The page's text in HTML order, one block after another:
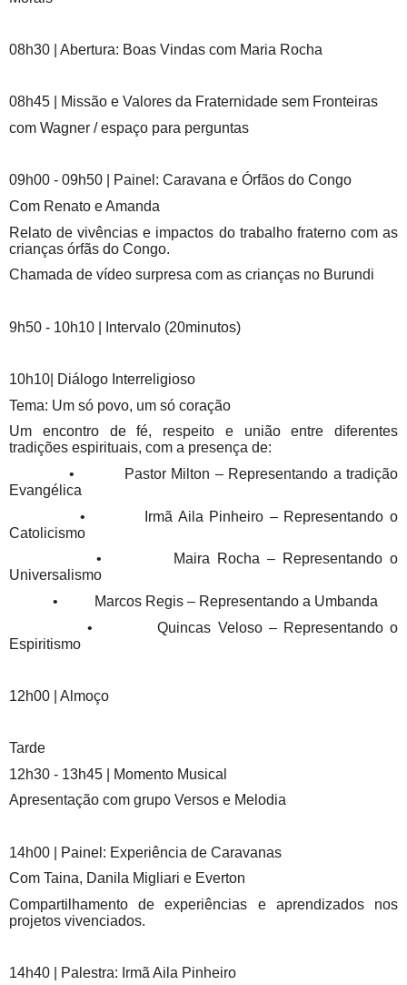
08h30 | Abertura: Boas Vindas com Maria Rocha
08h45 | Missão e Valores da Fraternidade sem Fronteiras
com Wagner / espaço para perguntas
09h00 - 09h50 | Painel: Caravana e Órfãos do Congo
Com Renato e Amanda
Relato de vivências e impactos do trabalho fraterno com as
crianças órfãs do Congo.
Chamada de vídeo surpresa com as crianças no Burundi
9h50 - 10h10 | Intervalo (20minutos)
10h10| Diálogo Interreligioso
Tema: Um só povo, um só coração
Um encontro de fé, respeito e união entre diferentes
tradições espirituais, com a presença de:
• Pastor Milton – Representando a tradição
Evangélica
• Irmã Aila Pinheiro – Representando o
Catolicismo
• Maira Rocha – Representando o
Universalismo
• Marcos Regis – Representando a Umbanda
• Quincas Veloso – Representando o
Espiritismo
12h00 | Almoço
Tarde
12h30 - 13h45 | Momento Musical
Apresentação com grupo Versos e Melodia
14h00 | Painel: Experiência de Caravanas
Com Taina, Danila Migliari e Everton
Compartilhamento de experiências e aprendizados nos
projetos vivenciados.
14h40 | Palestra: Irmã Aila Pinheiro